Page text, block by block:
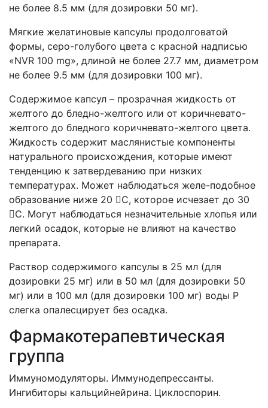
не более 8.5 мм (для дозировки 50 мг).
Мягкие желатиновые капсулы продолговатой
формы, серо-голубого цвета с красной надписью
«NVR 100 mg», длиной не более 27.7 мм, диаметром
не более 9.5 мм (для дозировки 100 мг).
Содержимое капсул – прозрачная жидкость от
желтого до бледно-желтого или от коричневато-
желтого до бледного коричневато-желтого цвета.
Жидкость содержит маслянистые компоненты
натурального происхождения, которые имеют
тенденцию к затвердеванию при низких
температурах. Может наблюдаться желе-подобное
образование ниже 20 С, которое исчезает до 30
С. Могут наблюдаться незначительные хлопья или
легкий осадок, которые не влияют на качество
препарата.
Раствор содержимого капсулы в 25 мл (для
дозировки 25 мг) или в 50 мл (для дозировки 50
мг) или в 100 мл (для дозировки 100 мг) воды Р
слегка опалесцирует без осадка.
Фармакотерапевтическая
группа
Иммуномодуляторы. Иммунодепрессанты.
Ингибиторы кальцийнейрина. Циклоспорин.